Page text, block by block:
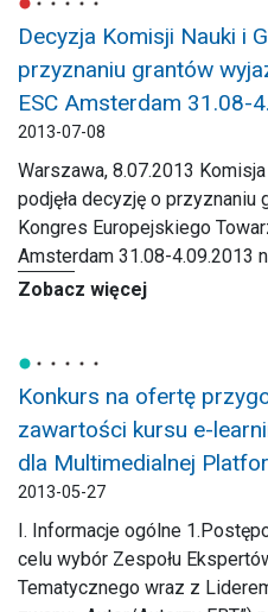
Decyzja Komisji Nauki i
przyznaniu grantów
ESC Amsterdam 31.08-
2013-07-08
Warszawa, 8.07.2013
podjęła decyzję o przyznaniu
Kongres Europejskiego
Amsterdam 31.08-4.09.2013
Zobacz więcej
Konkurs na ofertę
zawartości kursu e-
dla Multimedialnej
2013-05-27
I. Informacje ogólne
celu wybór Zespołu
Tematycznego wraz z